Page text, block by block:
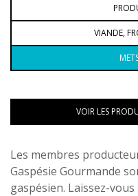
VIANDE,
VOIR LES
Les membres
Gaspésie Gourmande
gaspésien. Laissez-